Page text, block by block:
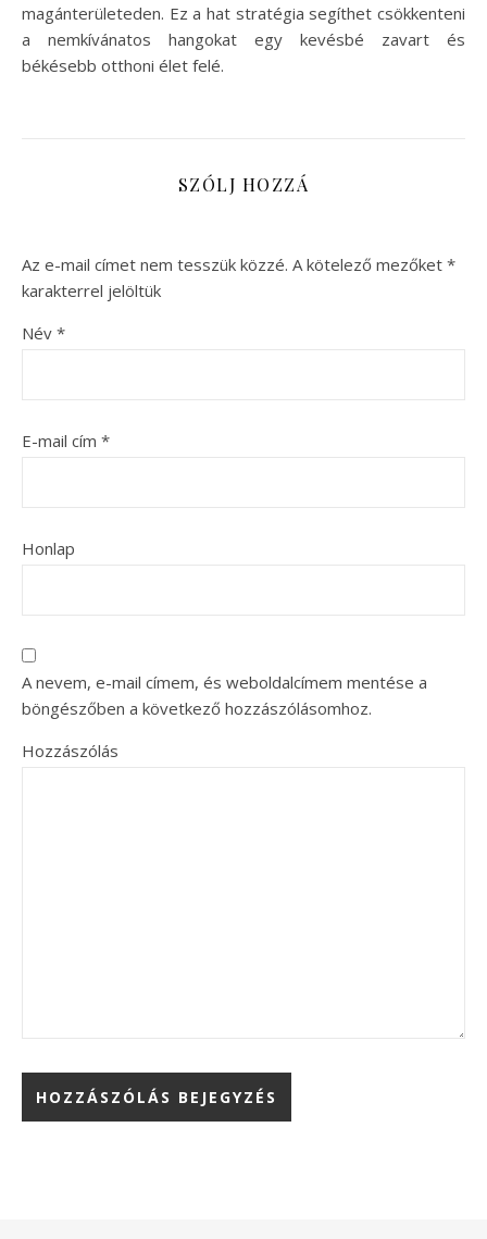
magánterületeden. Ez a hat stratégia segíthet csökkenteni
a nemkívánatos hangokat egy kevésbé zavart és
békésebb otthoni élet felé.
SZÓLJ HOZZÁ
Az e-mail címet nem tesszük közzé. A kötelező mezőket *
karakterrel jelöltük
Név *
E-mail cím *
Honlap
A nevem, e-mail címem, és weboldalcímem mentése a
böngészőben a következő hozzászólásomhoz.
Hozzászólás